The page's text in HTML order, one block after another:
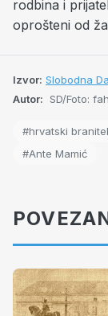
rodbina i
oprošteni od
Izvor: Slobodna
Autor: SD/Foto: fah
#hrvatski
#Ante Mamić